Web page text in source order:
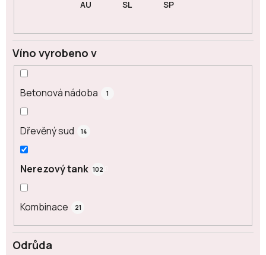
Odrůda
Víno vyrobeno v
Betonová nádoba 1
Dřevěný sud 14
Nerezový tank 102
Kombinace 21